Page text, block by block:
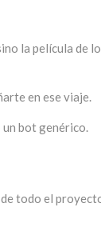
la película de
en ese viaje.
un bot genérico.
de todo el